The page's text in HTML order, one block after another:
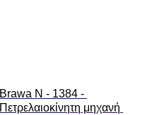
Brawa N - 1384 -
Πετρελαιοκίνητη μηχανή